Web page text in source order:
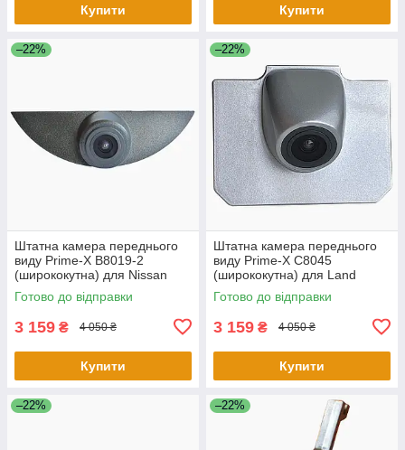
Купити Купити
–22%
Штатна камера переднього
виду Prime-X B8019-2
(ширококутна) для Nissan
Qashqai/Volvo S60, XC60
Готово до відправки
3 159 ₴ 4 050 ₴
Купити
–22%
Штатна камера переднього
виду Prime-X C8045
(ширококутна) для Land
Rover Range Rover 2015 -
2016
Готово до відправки
3 159 ₴ 4 050 ₴
Купити
–22% –22%